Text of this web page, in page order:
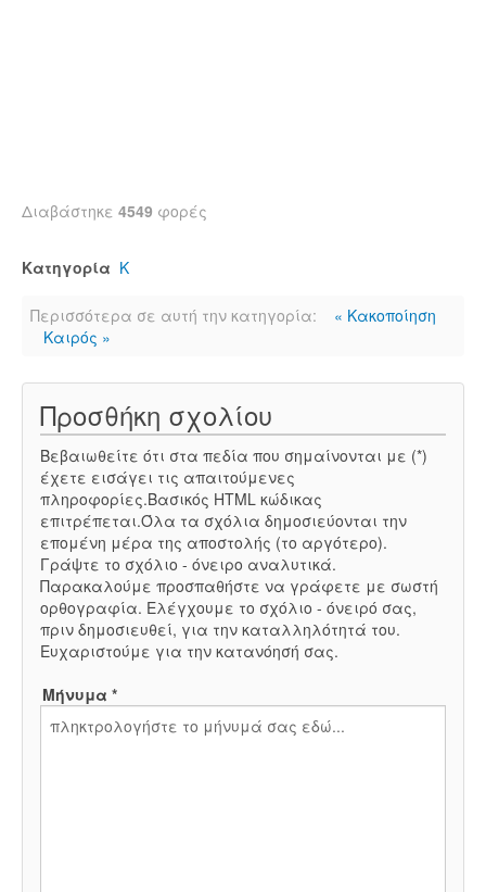
Διαβάστηκε 4549 φορές
Κατηγορία Κ
Περισσότερα σε αυτή την κατηγορία:
« Κακοποίηση
Καιρός »
Προσθήκη σχολίου
Βεβαιωθείτε ότι στα πεδία που σημαίνονται με (*)
έχετε εισάγει τις απαιτούμενες
πληροφορίες.Βασικός HTML κώδικας
επιτρέπεται.Όλα τα σχόλια δημοσιεύονται την
επομένη μέρα της αποστολής (το αργότερο).
Γράψτε το σχόλιο - όνειρο αναλυτικά.
Παρακαλούμε προσπαθήστε να γράφετε με σωστή
ορθογραφία. Ελέγχουμε το σχόλιο - όνειρό σας,
πριν δημοσιευθεί, για την καταλληλότητά του.
Ευχαριστούμε για την κατανόησή σας.
Μήνυμα *